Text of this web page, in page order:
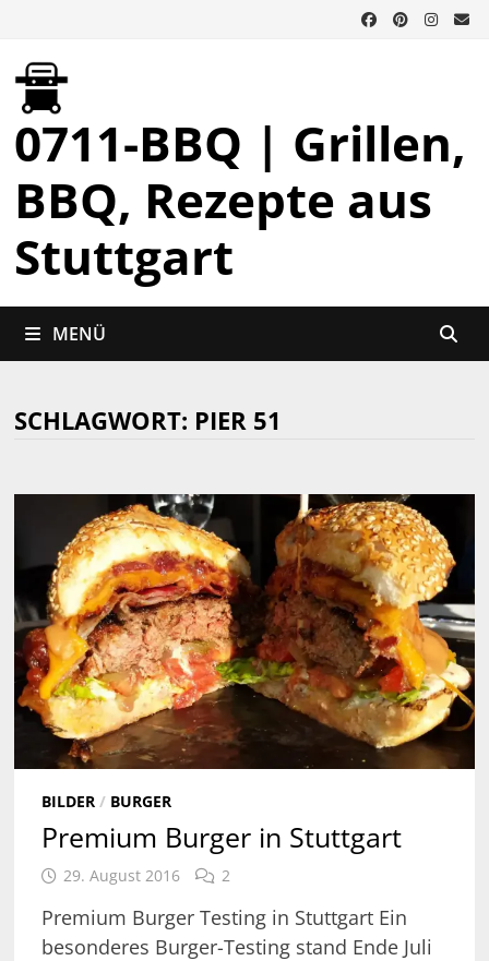
Inhalt
0711-BBQ | Grillen,
BBQ, Rezepte aus
Stuttgart
MENÜ
SCHLAGWORT: PIER 51
BILDER/ BURGER
Premium Burger in Stuttgart
29. August 2016 2
Premium Burger Testing in Stuttgart Ein
besonderes Burger-Testing stand Ende Juli